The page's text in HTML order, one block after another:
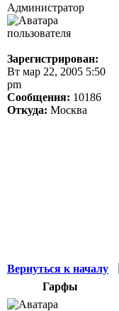
Администратор
Зарегистрирован:
Вт мар 22, 2005 5:50
pm
Сообщения: 10186
Откуда: Москва
Вернуться к началу
Гарфы